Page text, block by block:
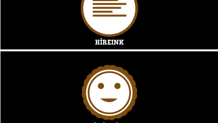
Híreink